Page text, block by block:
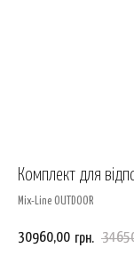
Комплект для
Mix-Line OUTDOOR
30960,00 грн.